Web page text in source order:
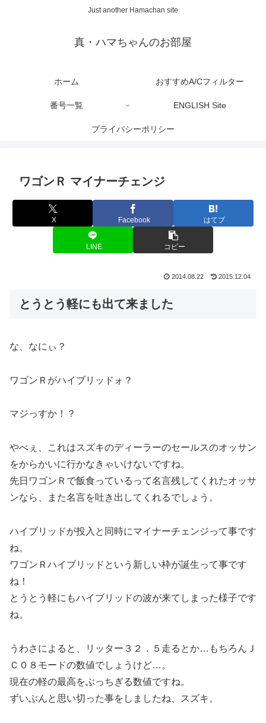
Just another Hamachan site
真・ハマちゃんのお部屋
ホーム おすすめA/Cフィルター
番号一覧 ENGLISH Site
プライバシーポリシー
ワゴンＲ マイナーチェンジ
X Facebook はてブ
LINE コピー
2014.08.22 2015.12.04
とうとう軽にも出て来ました
な、なにぃ？
ワゴンＲがハイブリッドォ？
マジっすか！？
やべぇ、これはスズキのディーラーのセールスのオッサン
をからかいに行かなきゃいけないですね。
先日ワゴンＲで飯食っているって名言残してくれたオッサ
ンなら、また名言を吐き出してくれるでしょう。
ハイブリッドが投入と同時にマイナーチェンジって事です
ね。
ワゴンＲハイブリッドという新しい枠が誕生って事です
ね！
とうとう軽にもハイブリッドの波が来てしまった様子です
ね。
うわさによると、リッター３２．５走るとか…もちろんＪ
Ｃ０８モードの数値でしょうけど…。
現在の軽の最高をぶっちぎる数値ですね。
ずいぶんと思い切った事をしましたね、スズキ。